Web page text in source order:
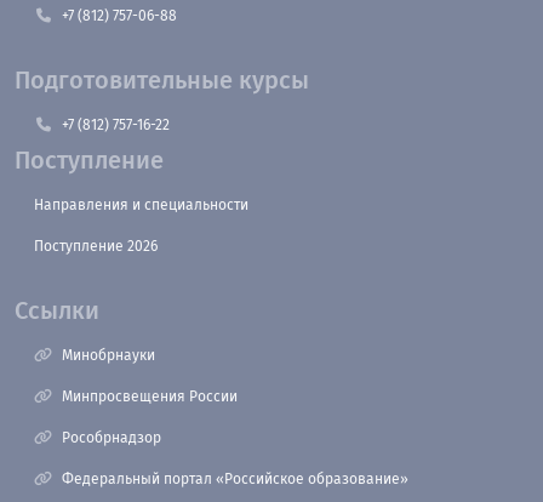
+7 (812) 757-06-88
Подготовительные курсы
+7 (812) 757-16-22
Поступление
Направления и специальности
Поступление 2026
Ссылки
Минобрнауки
Минпросвещения России
Рособрнадзор
Федеральный портал «Российское образование»